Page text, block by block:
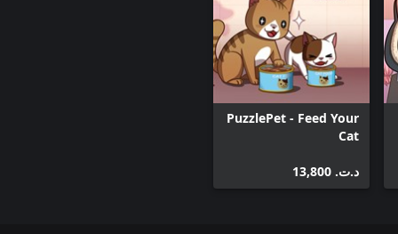
PuzzlePet - Feed Your
Cat
د.ت.‏ 13,800